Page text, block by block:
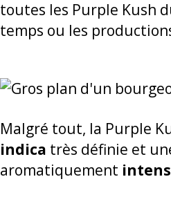
toutes les Purple Kush
temps ou les
Malgré tout, la Purple
indica très définie et
aromatiquement